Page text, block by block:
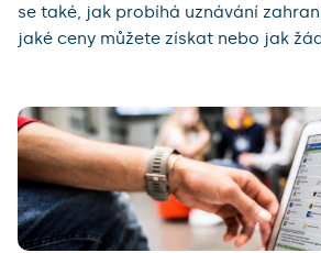
se také, jak probíhá uznávání
jaké ceny můžete získat nebo jak